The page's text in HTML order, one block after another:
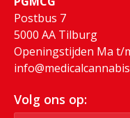
Postbus 7
5000 AA Tilburg
Openingstijden Ma t/
Volg ons op: